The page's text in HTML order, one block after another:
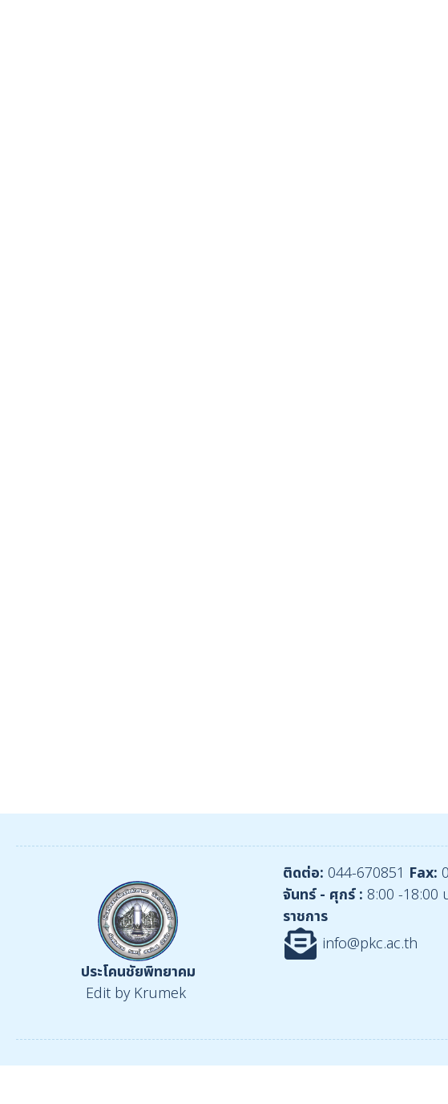
ประโคนชัยพิทยาคม
Edit by Krumek
ติดต่อ: 044-670851 Fax:
จันทร์ - ศุกร์ : 8:00 -18:00
ราชการ
info@pkc.ac.th
::